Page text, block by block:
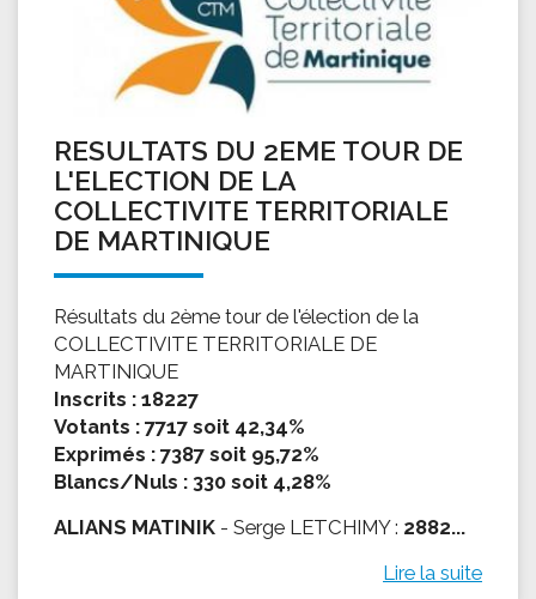
RESULTATS DU 2EME TOUR DE
L'ELECTION DE LA
COLLECTIVITE TERRITORIALE
DE MARTINIQUE
Résultats du 2ème tour de l'élection de la
COLLECTIVITE TERRITORIALE DE
MARTINIQUE
Inscrits : 18227
Votants : 7717 soit 42,34%
Exprimés : 7387 soit 95,72%
Blancs/Nuls : 330 soit 4,28%
ALIANS MATINIK - Serge LETCHIMY : 2882...
Lire la suite